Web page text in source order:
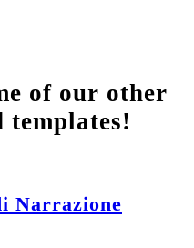
of our other
templates!
Narrazione